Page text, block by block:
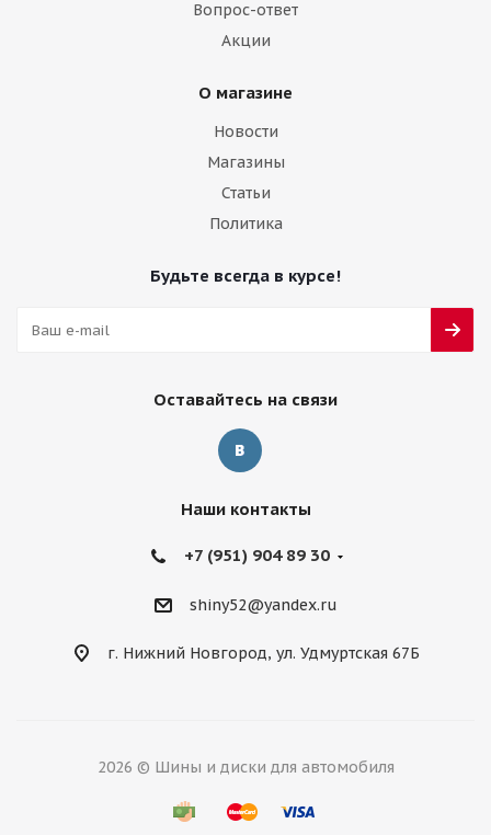
Вопрос-ответ
Акции
О магазине
Новости
Магазины
Статьи
Политика
Будьте всегда в курсе!
Оставайтесь на связи
Наши контакты
+7 (951) 904 89 30
shiny52@yandex.ru
г. Нижний Новгород, ул. Удмуртская 67Б
2026 © Шины и диски для автомобиля